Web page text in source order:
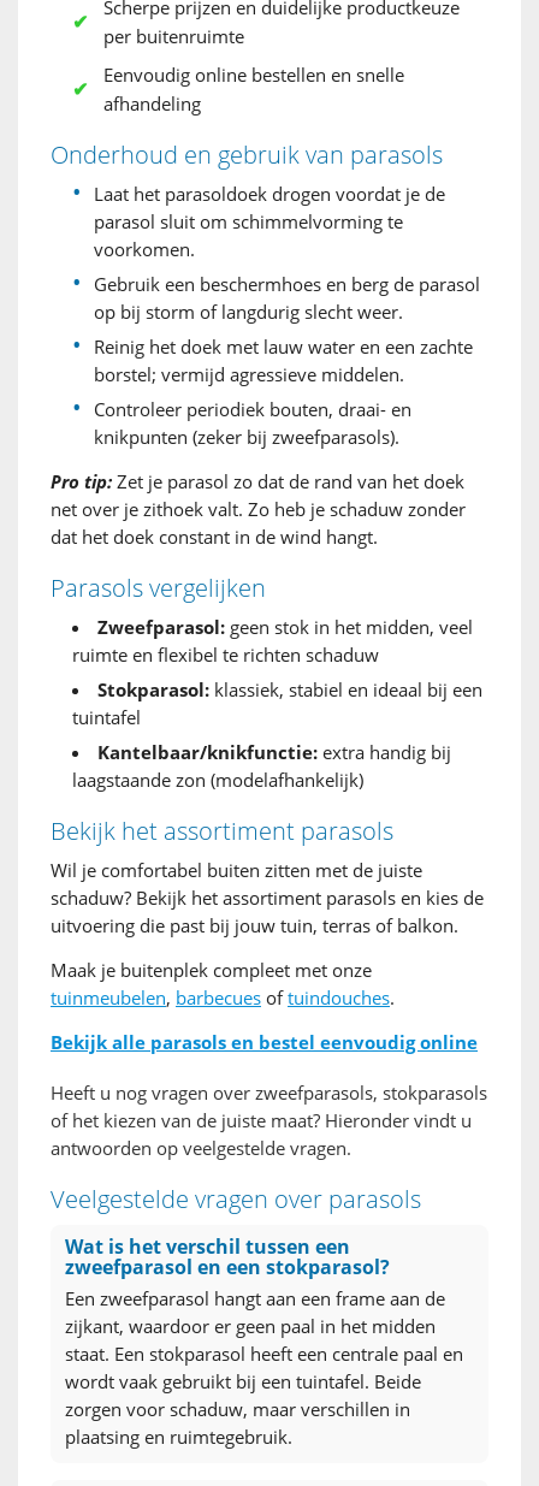
Scherpe prijzen en duidelijke productkeuze
per buitenruimte
Eenvoudig online bestellen en snelle
afhandeling
Onderhoud en gebruik van parasols
Laat het parasoldoek drogen voordat je de
parasol sluit om schimmelvorming te
voorkomen.
Gebruik een beschermhoes en berg de parasol
op bij storm of langdurig slecht weer.
Reinig het doek met lauw water en een zachte
borstel; vermijd agressieve middelen.
Controleer periodiek bouten, draai- en
knikpunten (zeker bij zweefparasols).
Pro tip: Zet je parasol zo dat de rand van het doek
net over je zithoek valt. Zo heb je schaduw zonder
dat het doek constant in de wind hangt.
Parasols vergelijken
Zweefparasol: geen stok in het midden, veel
ruimte en flexibel te richten schaduw
Stokparasol: klassiek, stabiel en ideaal bij een
tuintafel
Kantelbaar/knikfunctie: extra handig bij
laagstaande zon (modelafhankelijk)
Bekijk het assortiment parasols
Wil je comfortabel buiten zitten met de juiste
schaduw? Bekijk het assortiment parasols en kies de
uitvoering die past bij jouw tuin, terras of balkon.
Maak je buitenplek compleet met onze
tuinmeubelen, barbecues oftuindouches.
Bekijk alle parasols en bestel eenvoudig online
Heeft u nog vragen over zweefparasols, stokparasols
of het kiezen van de juiste maat? Hieronder vindt u
antwoorden op veelgestelde vragen.
Veelgestelde vragen over parasols
Wat is het verschil tussen een
zweefparasol en een stokparasol?
Een zweefparasol hangt aan een frame aan de
zijkant, waardoor er geen paal in het midden
staat. Een stokparasol heeft een centrale paal en
wordt vaak gebruikt bij een tuintafel. Beide
zorgen voor schaduw, maar verschillen in
plaatsing en ruimtegebruik.